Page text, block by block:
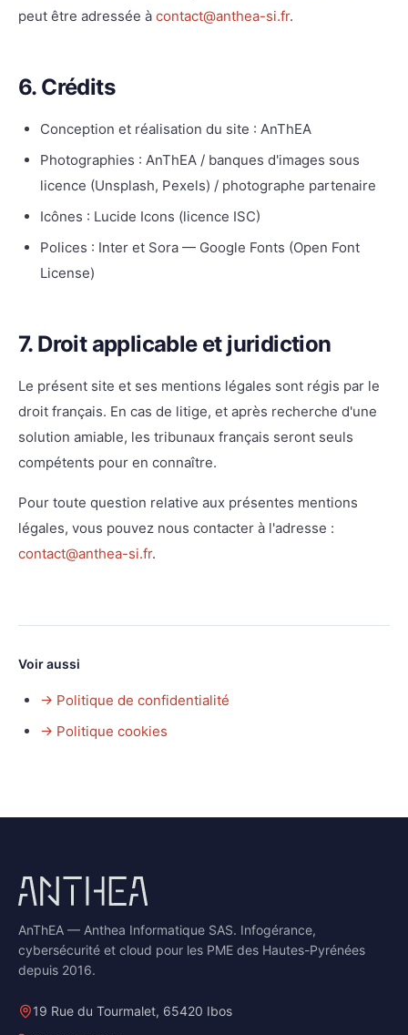
peut être adressée à contact@anthea-si.fr.
6. Crédits
Conception et réalisation du site : AnThEA
Photographies : AnThEA / banques d'images sous
licence (Unsplash, Pexels) / photographe partenaire
Icônes : Lucide Icons (licence ISC)
Polices : Inter et Sora — Google Fonts (Open Font
License)
7. Droit applicable et juridiction
Le présent site et ses mentions légales sont régis par le
droit français. En cas de litige, et après recherche d'une
solution amiable, les tribunaux français seront seuls
compétents pour en connaître.
Pour toute question relative aux présentes mentions
légales, vous pouvez nous contacter à l'adresse :
contact@anthea-si.fr.
Voir aussi
→ Politique de confidentialité
→ Politique cookies
AnThEA — Anthea Informatique SAS. Infogérance,
cybersécurité et cloud pour les PME des Hautes-Pyrénées
depuis 2016.
19 Rue du Tourmalet, 65420 Ibos